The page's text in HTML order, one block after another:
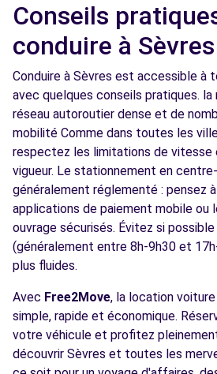
Conseils
conduire à Sèvres
Conduire à Sèvres est accessible à
avec quelques conseils pratiques. la
réseau autoroutier dense et de
mobilité Comme dans toutes les
respectez les limitations de vitesse
vigueur. Le stationnement en
généralement réglementé : pensez
applications de paiement mobile ou
ouvrage sécurisés. Évitez si
(généralement entre 8h-9h30 et
plus fluides.
Avec Free2Move, la location
simple, rapide et économique.
votre véhicule et profitez
découvrir Sèvres et toutes les